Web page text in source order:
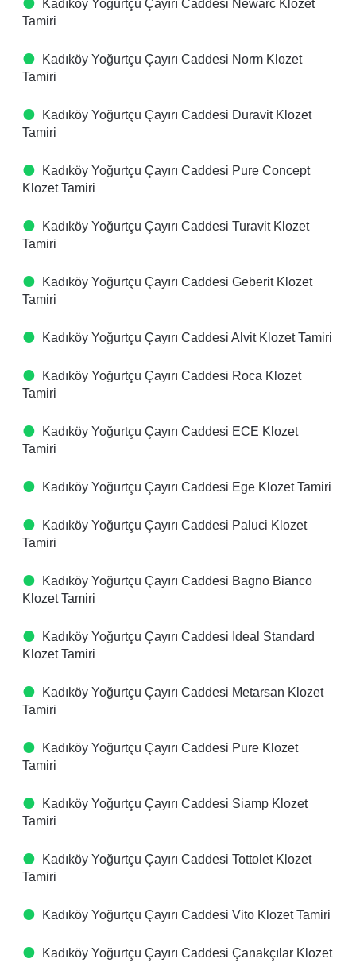
Kadıköy Yoğurtçu Çayırı Caddesi Newarc Klozet
Tamiri
Kadıköy Yoğurtçu Çayırı Caddesi Norm Klozet
Tamiri
Kadıköy Yoğurtçu Çayırı Caddesi Duravit Klozet
Tamiri
Kadıköy Yoğurtçu Çayırı Caddesi Pure Concept
Klozet Tamiri
Kadıköy Yoğurtçu Çayırı Caddesi Turavit Klozet
Tamiri
Kadıköy Yoğurtçu Çayırı Caddesi Geberit Klozet
Tamiri
Kadıköy Yoğurtçu Çayırı Caddesi Alvit Klozet Tamiri
Kadıköy Yoğurtçu Çayırı Caddesi Roca Klozet
Tamiri
Kadıköy Yoğurtçu Çayırı Caddesi ECE Klozet
Tamiri
Kadıköy Yoğurtçu Çayırı Caddesi Ege Klozet Tamiri
Kadıköy Yoğurtçu Çayırı Caddesi Paluci Klozet
Tamiri
Kadıköy Yoğurtçu Çayırı Caddesi Bagno Bianco
Klozet Tamiri
Kadıköy Yoğurtçu Çayırı Caddesi Ideal Standard
Klozet Tamiri
Kadıköy Yoğurtçu Çayırı Caddesi Metarsan Klozet
Tamiri
Kadıköy Yoğurtçu Çayırı Caddesi Pure Klozet
Tamiri
Kadıköy Yoğurtçu Çayırı Caddesi Siamp Klozet
Tamiri
Kadıköy Yoğurtçu Çayırı Caddesi Tottolet Klozet
Tamiri
Kadıköy Yoğurtçu Çayırı Caddesi Vito Klozet Tamiri
Kadıköy Yoğurtçu Çayırı Caddesi Çanakçılar Klozet